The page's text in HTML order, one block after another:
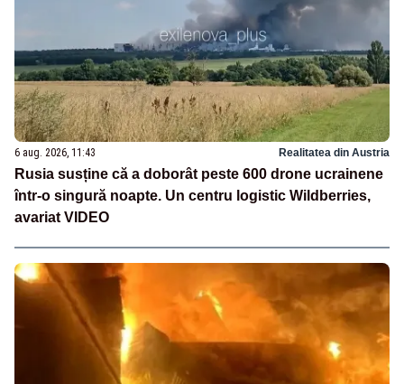
6 aug. 2026, 11:43 Realitatea din Austria
Rusia susține că a doborât peste 600 drone ucrainene
într-o singură noapte. Un centru logistic Wildberries,
avariat VIDEO